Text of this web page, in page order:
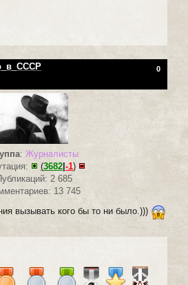
0
: Журналисты
(3682 -1)
2 685
13 745
вызывать кого бы то ни было.)))